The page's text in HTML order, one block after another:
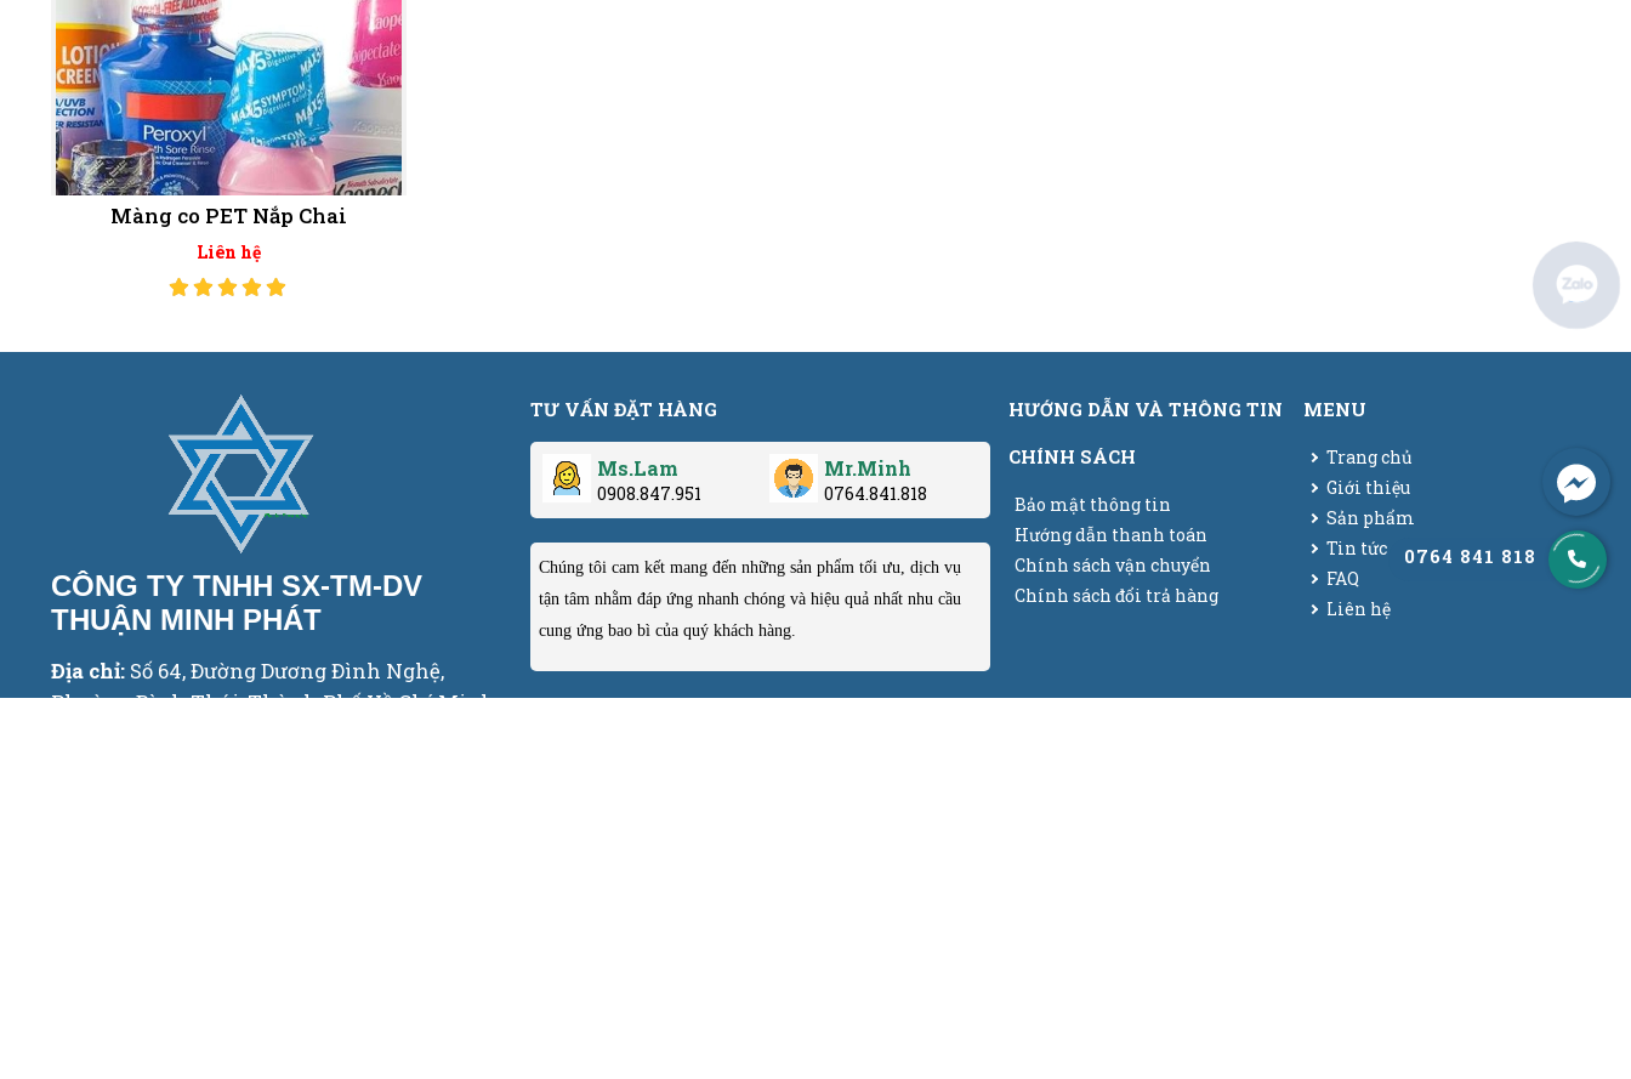
Màng co PET Nắp Chai
Liên hệ
CÔNG TY TNHH SX-TM-DV
THUẬN MINH PHÁT
Địa chỉ: Số 64, Đường Dương Đình Nghệ,
Phường Bình Thới, Thành Phố Hồ Chí Minh
TƯ VẤN ĐẶT HÀNG
Ms.Lam
0908.847.951
Mr.Minh
0764.841.818
Chúng tôi cam kết mang đến những sản phẩm tối ưu, dịch vụ
tận tâm nhằm đáp ứng nhanh chóng và hiệu quả nhất nhu cầu
cung ứng bao bì của quý khách hàng.
HƯỚNG DẪN VÀ THÔNG TIN
CHÍNH SÁCH
Bảo mật thông tin
Hướng dẫn thanh toán
Chính sách vận chuyển
Chính sách đổi trả hàng
MENU
Trang chủ
Giới thiệu
Sản phẩm
Tin tức
FAQ
Liên hệ
0764 841 818